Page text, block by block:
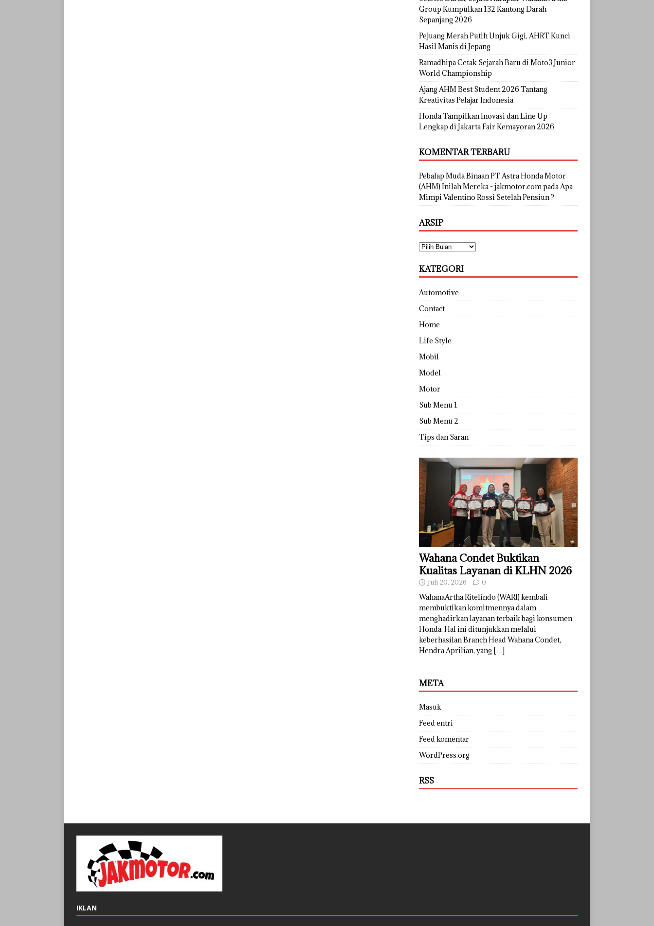
Group Kumpulkan 132 Kantong Darah
Sepanjang 2026
Pejuang Merah Putih Unjuk Gigi, AHRT Kunci
Hasil Manis di Jepang
Ramadhipa Cetak Sejarah Baru di Moto3 Junior
World Championship
Ajang AHM Best Student 2026 Tantang
Kreativitas Pelajar Indonesia
Honda Tampilkan Inovasi dan Line Up
Lengkap di Jakarta Fair Kemayoran 2026
KOMENTAR TERBARU
Pebalap Muda Binaan PT Astra Honda Motor
(AHM) Inilah Mereka - jakmotor.compadaApa
Mimpi Valentino Rossi Setelah Pensiun ?
ARSIP
KATEGORI
Automotive
Contact
Home
Life Style
Mobil
Model
Motor
Sub Menu 1
Sub Menu 2
Tips dan Saran
Wahana Condet Buktikan
Kualitas Layanan di KLHN 2026
Juli 20, 2026 0
WahanaArtha Ritelindo (WARI) kembali
membuktikan komitmennya dalam
menghadirkan layanan terbaik bagi konsumen
Honda. Hal ini ditunjukkan melalui
keberhasilan Branch Head Wahana Condet,
Hendra Aprilian, yang […]
META
Masuk
Feed entri
Feed komentar
WordPress.org
RSS
IKLAN